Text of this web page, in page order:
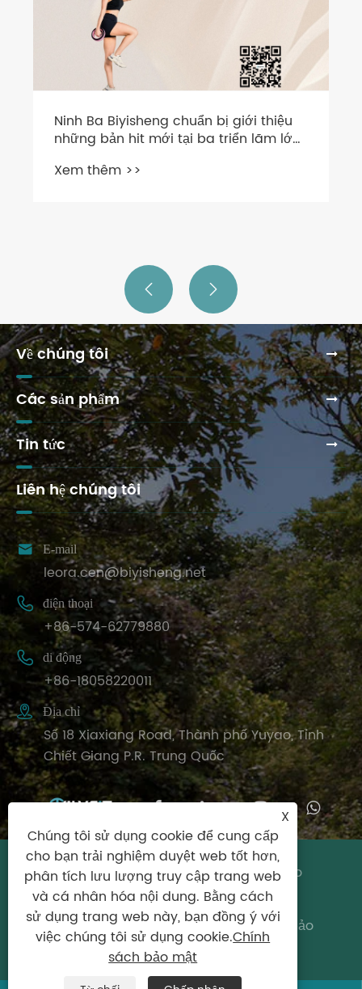
Ninh Ba Biyisheng chuẩn bị giới thiệu
những bản hit mới tại ba triển lãm lớn
Xem thêm >>
 
Về chúng tôi
Các sản phẩm
Tin tức
Liên hệ chúng tôi
 E-mail
leora.cen@biyisheng.net
 điện thoại
+86-574-62779880
 di động
+86-18058220011
 Địa chỉ
Số 18 Xiaxiang Road, Thành phố Yuyao, Tỉnh
Chiết Giang P.R. Trung Quốc
Bản quyền © 2024 Công ty TNHH Thể thao
Ningbo Biyisheng, Công ty TNHH Bảo lưu.
Links|Sitemap|RSS|XML| Chính sách bảo
mật
X
Chúng tôi sử dụng cookie để cung cấp
cho bạn trải nghiệm duyệt web tốt hơn,
phân tích lưu lượng truy cập trang web
và cá nhân hóa nội dung. Bằng cách
sử dụng trang web này, bạn đồng ý với
việc chúng tôi sử dụng cookie.Chính
sách bảo mật